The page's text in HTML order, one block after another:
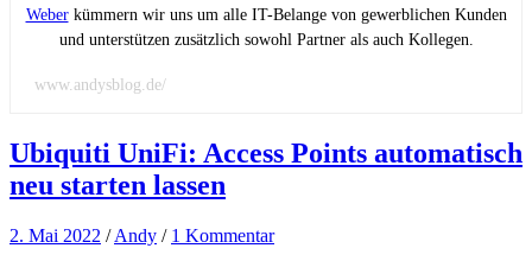
Weberkümmern wir uns um alle IT-Belange von gewerblichen Kunden
und unterstützen zusätzlich sowohl Partner als auch Kollegen.
www.andysblog.de/
Ubiquiti UniFi: Access Points automatisch
neu starten lassen
2. Mai 2022 /Andy / 1 Kommentar